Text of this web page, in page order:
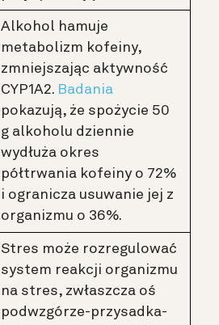
Alkohol hamuje
metabolizm kofeiny,
zmniejszając aktywność
CYP1A2. Badania
pokazują, że spożycie 50
g alkoholu dziennie
wydłuża okres
półtrwania kofeiny o 72%
i ogranicza usuwanie jej z
organizmu o 36%.
Stres może rozregulować
system reakcji organizmu
na stres, zwłaszcza oś
podwzgórze-przysadka-